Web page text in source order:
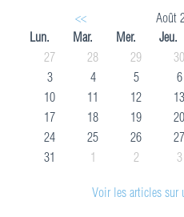
<< Août
Lun.
Mar. Mer. Jeu.
27
28 29 30
3
4 5 6
10
11 12 13
17
18 19 20
24
25 26 27
31
1 2 3
Voir les articles sur